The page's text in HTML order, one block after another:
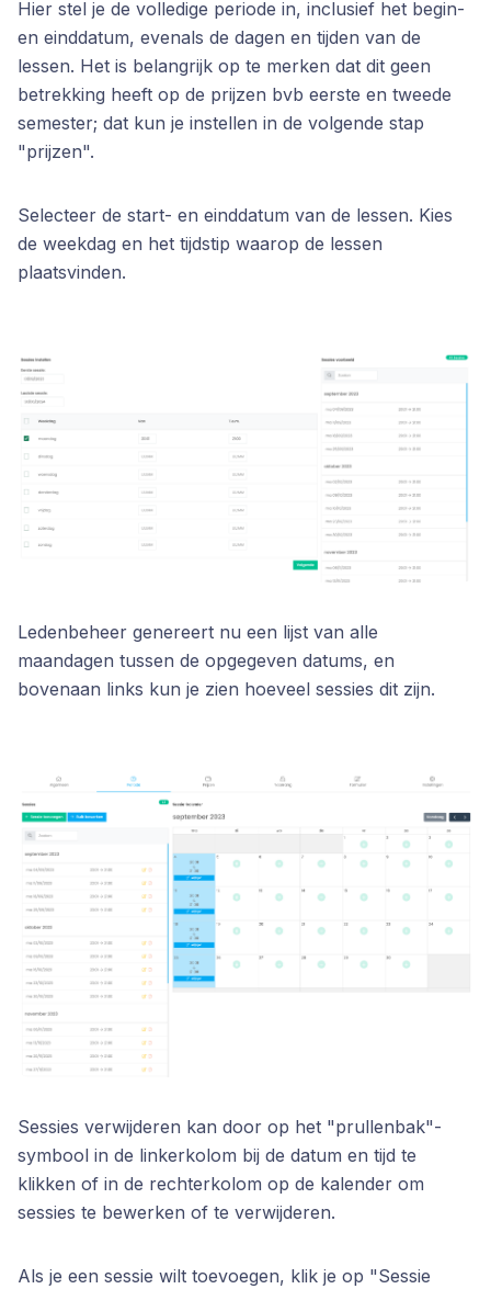
Hier stel je de volledige periode in, inclusief het begin-
en einddatum, evenals de dagen en tijden van de
lessen. Het is belangrijk op te merken dat dit geen
betrekking heeft op de prijzen bvb eerste en tweede
semester; dat kun je instellen in de volgende stap
"prijzen".
Selecteer de start- en einddatum van de lessen. Kies
de weekdag en het tijdstip waarop de lessen
plaatsvinden.
Ledenbeheer genereert nu een lijst van alle
maandagen tussen de opgegeven datums, en
bovenaan links kun je zien hoeveel sessies dit zijn.
Sessies verwijderen kan door op het "prullenbak"-
symbool in de linkerkolom bij de datum en tijd te
klikken of in de rechterkolom op de kalender om
sessies te bewerken of te verwijderen.
Als je een sessie wilt toevoegen, klik je op "Sessie